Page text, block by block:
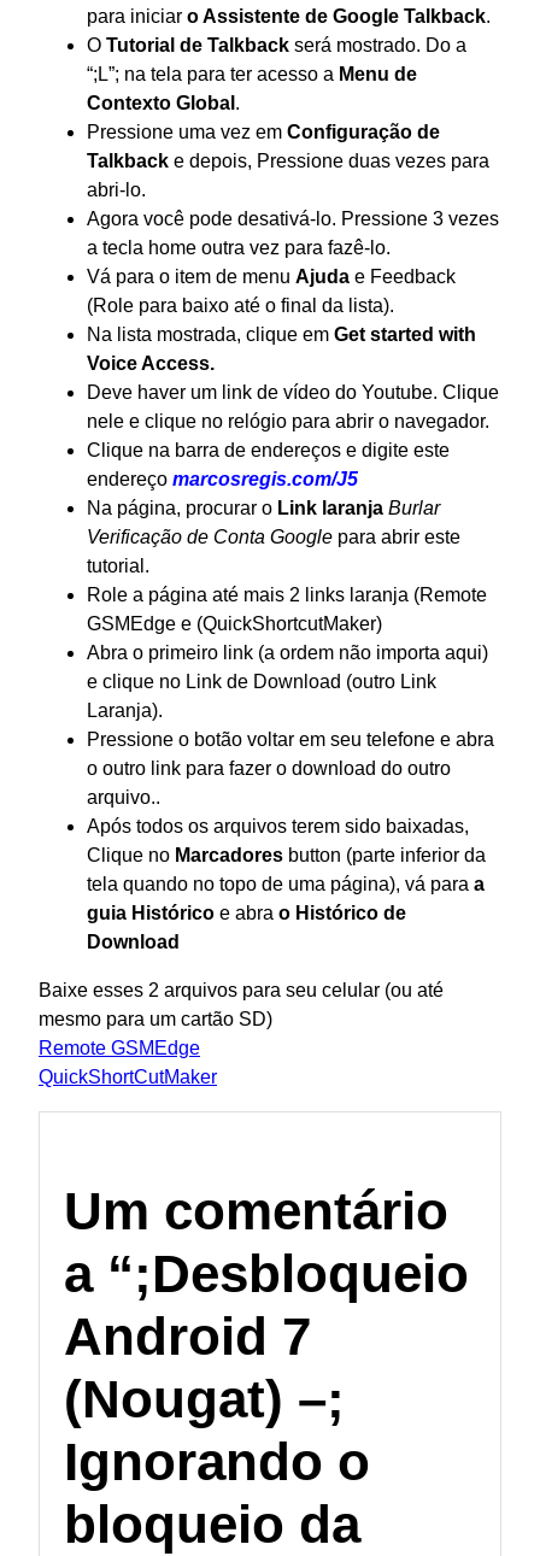
para iniciar o Assistente de Google Talkback.
O Tutorial de Talkback será mostrado. Do a
“; L”; na tela para ter acesso a Menu de
Contexto Global .
Pressione uma vez em Configuração de
Talkback e depois, Pressione duas vezes para
abri-lo.
Agora você pode desativá-lo. Pressione 3 vezes
a tecla home outra vez para fazê-lo.
Vá para o item de menu Ajuda e Feedback
(Role para baixo até o final da lista).
Na lista mostrada, clique em Get started with
Voice Access.
Deve haver um link de vídeo do Youtube. Clique
nele e clique no relógio para abrir o navegador.
Clique na barra de endereços e digite este
endereço marcosregis.com/J5
Na página, procurar o Link laranja Burlar
Verificação de Conta Google para abrir este
tutorial.
Role a página até mais 2 links laranja (Remote
GSMEdge e (QuickShortcutMaker)
Abra o primeiro link (a ordem não importa aqui)
e clique no Link de Download (outro Link
Laranja).
Pressione o botão voltar em seu telefone e abra
o outro link para fazer o download do outro
arquivo..
Após todos os arquivos terem sido baixadas,
Clique no Marcadores button (parte inferior da
tela quando no topo de uma página), vá para a
guia Histórico e abra o Histórico de
Download
Baixe esses 2 arquivos para seu celular (ou até
mesmo para um cartão SD)
Remote GSMEdge
QuickShortCutMaker
Um comentário
a “;Desbloqueio
Android 7
(Nougat) –;
Ignorando o
bloqueio da